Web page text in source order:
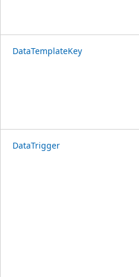
DataTemplateKey
DataTrigger